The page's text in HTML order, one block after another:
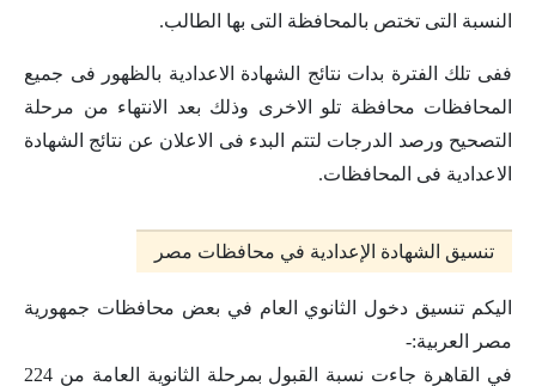
النسبة التى تختص بالمحافظة التى بها الطالب.
ففى تلك الفترة بدات نتائج الشهادة الاعدادية بالظهور فى جميع
المحافظات محافظة تلو الاخرى وذلك بعد الانتهاء من مرحلة
التصحيح ورصد الدرجات لتتم البدء فى الاعلان عن نتائج الشهادة
الاعدادية فى المحافظات.
تنسيق الشهادة الإعدادية في محافظات مصر
اليكم تنسيق دخول الثانوي العام في بعض محافظات جمهورية
مصر العربية:-
في القاهرة جاءت نسبة القبول بمرحلة الثانوية العامة من 224